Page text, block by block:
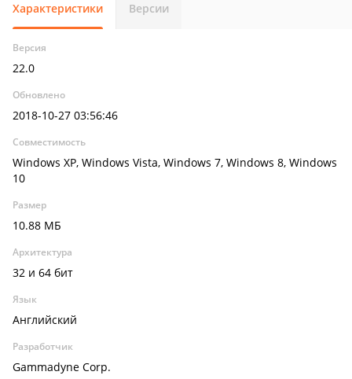
Характеристики Версии
Версия
22.0
Обновлено
2018-10-27 03:56:46
Совместимость
Windows XP, Windows Vista, Windows 7, Windows 8, Windows
10
Размер
10.88 МБ
Архитектура
32 и 64 бит
Язык
Английский
Разработчик
Gammadyne Corp.